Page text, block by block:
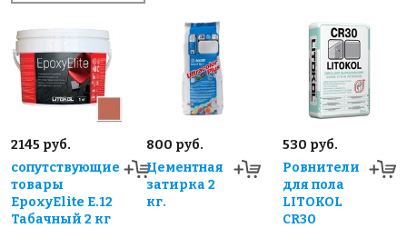
2145 руб.
сопутствующие
товары
EpoxyElite E.12
Табачный 2 кг
800 руб.
Цементная
затирка 2
кг.
530 руб.
Ровнители
для пола
LITOKOL
CR30